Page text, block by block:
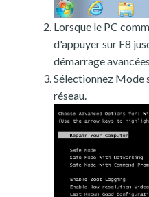
Lorsque le PC
d'appuyer sur F8
démarrage
Sélectionnez Mode
réseau.